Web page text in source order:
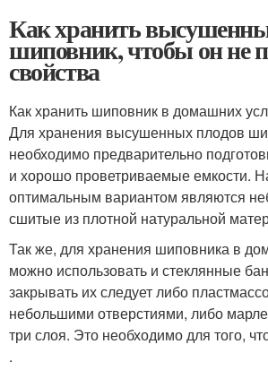
Как хранить
шиповник, чтобы он не
свойства
Как хранить шиповник в домашних
Для хранения высушенных плодов
необходимо предварительно
и хорошо проветриваемые емкости.
оптимальным вариантом являются
сшитые из плотной натуральной
Так же, для хранения шиповника в
можно использовать и стеклянные
закрывать их следует либо
небольшими отверстиями, либо
три слоя. Это необходимо для того,
.